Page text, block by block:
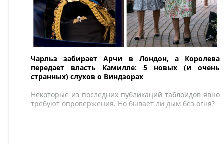
Чарльз забирает Арчи в Лондон, а Королева
передает власть Камилле: 5 новых (и очень
странных) слухов о Виндзорах
Некоторые из последних публикаций таблоидов явно
требуют опровержения. Но бывает ли дым без огня?